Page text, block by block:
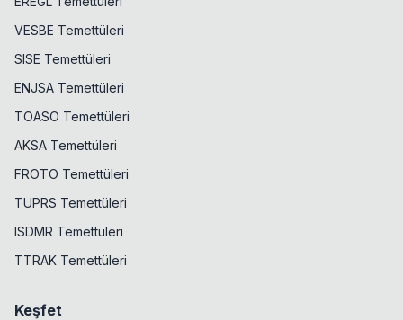
VESBE Temettüleri
SISE Temettüleri
ENJSA Temettüleri
TOASO Temettüleri
AKSA Temettüleri
FROTO Temettüleri
TUPRS Temettüleri
ISDMR Temettüleri
TTRAK Temettüleri
Keşfet